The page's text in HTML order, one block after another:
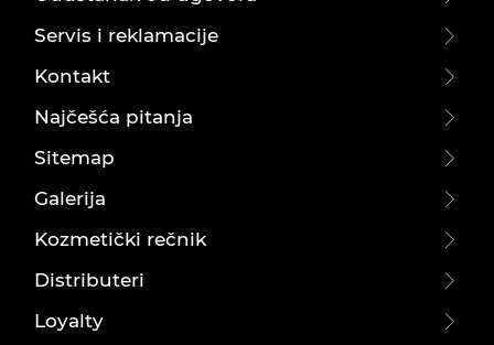
Servis i reklamacije
Kontakt
Najčešća pitanja
Sitemap
Galerija
Kozmetički rečnik
Distributeri
Loyalty